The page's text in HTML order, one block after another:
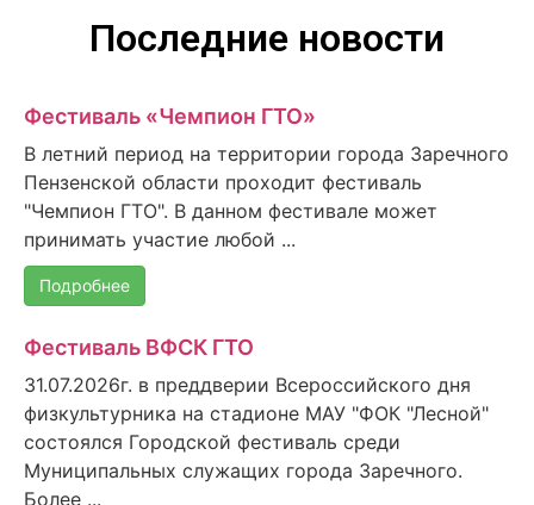
Последние новости
Фестиваль «Чемпион ГТО»
В летний период на территории города Заречного
Пензенской области проходит фестиваль
"Чемпион ГТО". В данном фестивале может
принимать участие любой ...
Подробнее
Фестиваль ВФСК ГТО
31.07.2026г. в преддверии Всероссийского дня
физкультурника на стадионе МАУ "ФОК "Лесной"
состоялся Городской фестиваль среди
Муниципальных служащих города Заречного.
Более ...